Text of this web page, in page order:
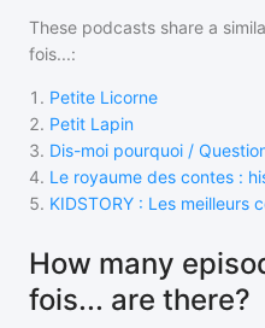
These podcasts share a
fois...:
1 . Petite Licorne
2. Petit Lapin
3. Dis-moi pourquoi /
4. Le royaume des contes :
5. KIDSTORY : Les meilleurs
How many
fois... are there?